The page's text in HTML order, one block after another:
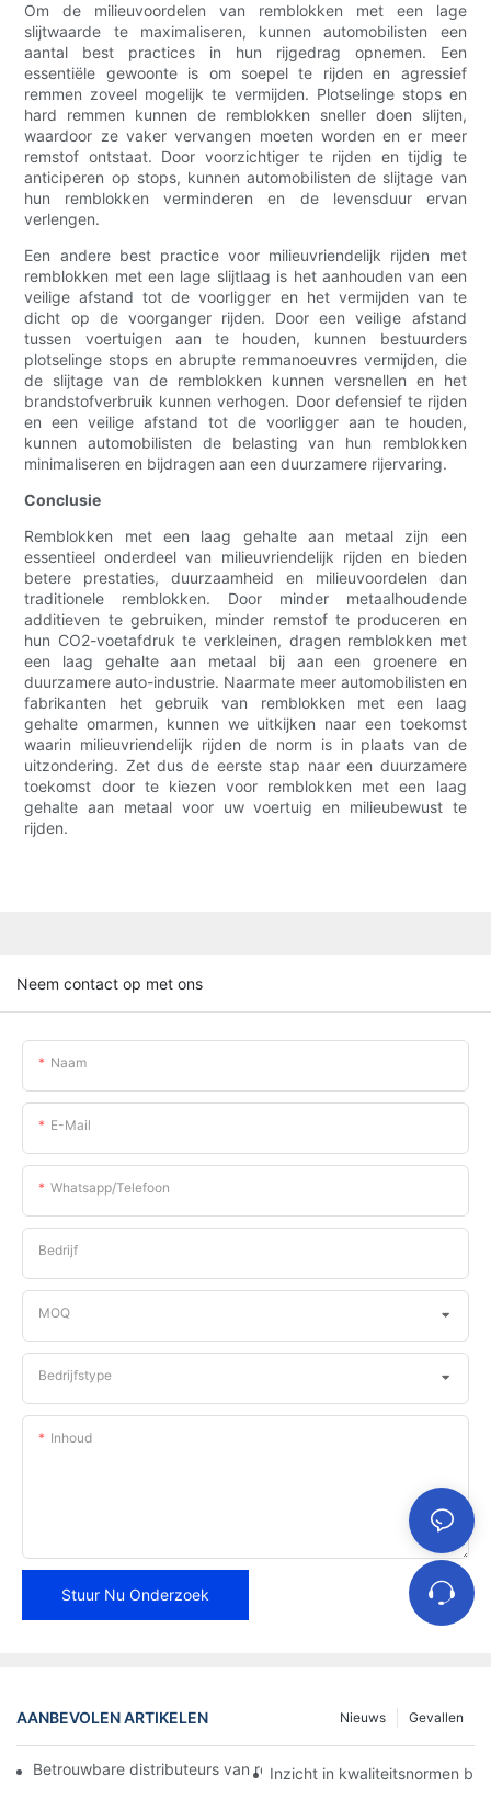
Om de milieuvoordelen van remblokken met een lage
slijtwaarde te maximaliseren, kunnen automobilisten een
aantal best practices in hun rijgedrag opnemen. Een
essentiële gewoonte is om soepel te rijden en agressief
remmen zoveel mogelijk te vermijden. Plotselinge stops en
hard remmen kunnen de remblokken sneller doen slijten,
waardoor ze vaker vervangen moeten worden en er meer
remstof ontstaat. Door voorzichtiger te rijden en tijdig te
anticiperen op stops, kunnen automobilisten de slijtage van
hun remblokken verminderen en de levensduur ervan
verlengen.
Een andere best practice voor milieuvriendelijk rijden met
remblokken met een lage slijtlaag is het aanhouden van een
veilige afstand tot de voorligger en het vermijden van te
dicht op de voorganger rijden. Door een veilige afstand
tussen voertuigen aan te houden, kunnen bestuurders
plotselinge stops en abrupte remmanoeuvres vermijden, die
de slijtage van de remblokken kunnen versnellen en het
brandstofverbruik kunnen verhogen. Door defensief te rijden
en een veilige afstand tot de voorligger aan te houden,
kunnen automobilisten de belasting van hun remblokken
minimaliseren en bijdragen aan een duurzamere rijervaring.
Conclusie
Remblokken met een laag gehalte aan metaal zijn een
essentieel onderdeel van milieuvriendelijk rijden en bieden
betere prestaties, duurzaamheid en milieuvoordelen dan
traditionele remblokken. Door minder metaalhoudende
additieven te gebruiken, minder remstof te produceren en
hun CO2-voetafdruk te verkleinen, dragen remblokken met
een laag gehalte aan metaal bij aan een groenere en
duurzamere auto-industrie. Naarmate meer automobilisten en
fabrikanten het gebruik van remblokken met een laag
gehalte omarmen, kunnen we uitkijken naar een toekomst
waarin milieuvriendelijk rijden de norm is in plaats van de
uitzondering. Zet dus de eerste stap naar een duurzamere
toekomst door te kiezen voor remblokken met een laag
gehalte aan metaal voor uw voertuig en milieubewust te
rijden.
Neem contact op met ons
Naam
E-Mail
Whatsapp/telefoon
Bedrijf
MOQ
Bedrijfstype
Inhoud
Stuur Nu Onderzoek
AANBEVOLEN ARTIKELEN Gevallen
Nieuws
Betrouwbare distributeurs van remblokken vinden voor uw
Inzicht in kwaliteitsnormen bij